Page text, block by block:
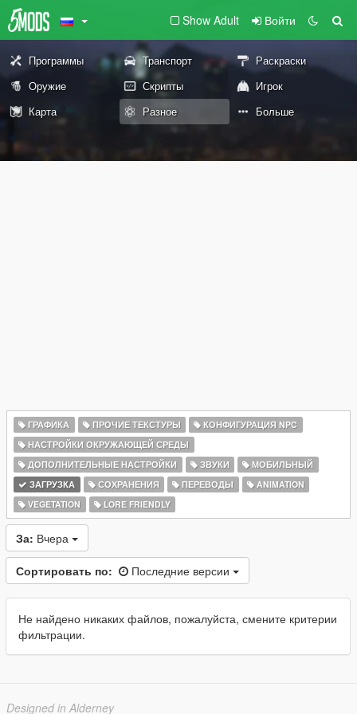
Show Adult Войти
Программы Транспорт
Раскраски
Оружие
Скрипты
Игрок
Карта
Разное Больше
ГРАФИКА ПРОЧИЕ ТЕКСТУРЫ
КОНФИГУРАЦИЯ NPC
НАСТРОЙКИ ОКРУЖАЮЩЕЙ СРЕДЫ
ДОПОЛНИТЕЛЬНЫЕ НАСТРОЙКИ
ЗВУКИ
МОБИЛЬНЫЙ
ЗАГРУЗКА
СОХРАНЕНИЯ ПЕРЕВОДЫ
ANIMATION
VEGETATION
LORE FRIENDLY
За: Вчера
Сортировать по: Последние версии
Не найдено никаких файлов, пожалуйста, смените критерии
фильтрации.
Designed in Alderney